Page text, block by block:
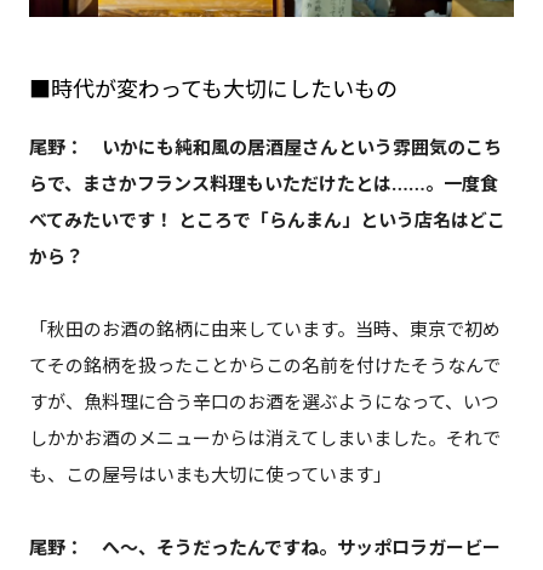
■時代が変わっても大切にしたいもの
尾野： いかにも純和風の居酒屋さんという雰囲気のこち
らで、まさかフランス料理もいただけたとは……。一度食
べてみたいです！ ところで「らんまん」という店名はどこ
から？
「秋田のお酒の銘柄に由来しています。当時、東京で初め
てその銘柄を扱ったことからこの名前を付けたそうなんで
すが、魚料理に合う辛口のお酒を選ぶようになって、いつ
しかかお酒のメニューからは消えてしまいました。それで
も、この屋号はいまも大切に使っています」
尾野： へ～、そうだったんですね。サッポロラガービー